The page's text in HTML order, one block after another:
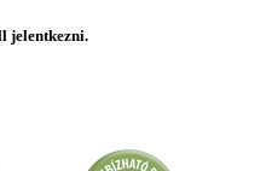
jelentkezni.